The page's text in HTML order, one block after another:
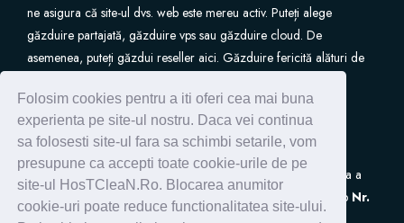
Folosim cookies pentru a iti oferi cea mai buna
experienta pe site-ul nostru. Daca vei continua
sa folosesti site-ul fara sa schimbi setarile, vom
presupune ca accepti toate cookie-urile de pe
site-ul HosTCleaN.Ro. Blocarea anumitor
cookie-uri poate reduce functionalitatea site-ului.
ne asigura că site-ul dvs. web este mereu activ. Puteți alege
găzduire partajată, găzduire vps sau găzduire cloud. De
asemenea, puteți găzdui reseller aici. Găzduire fericită alături de
S.C. HostClean S.R.L
este inscrisa in Registrul de Evidenta a
Prelucrarilor de Date cu Caracter Personal (ANSPDCP) sub Nr.
0005266